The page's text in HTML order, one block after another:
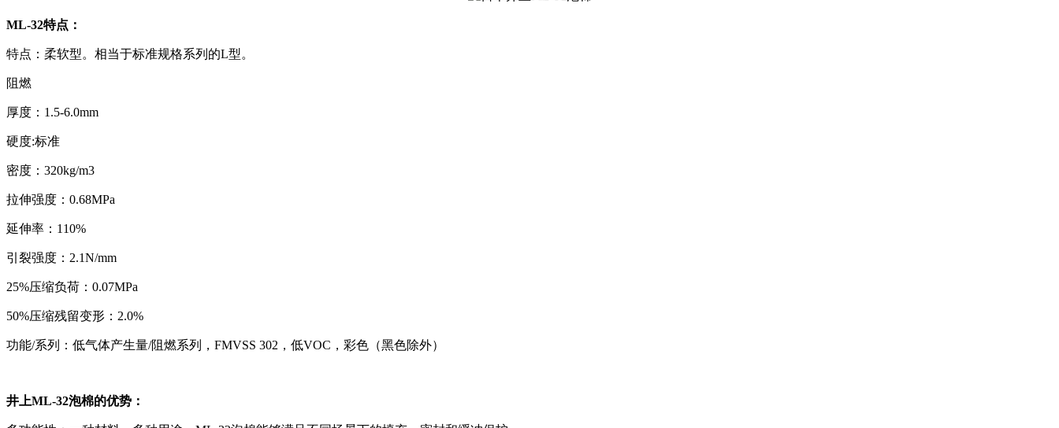
ML-32特点：
特点：柔软型。相当于标准规格系列的L型。
阻燃
厚度：1.5-6.0mm
硬度:标准
密度：320kg/m3
拉伸强度：0.68MPa
延伸率：110%
引裂强度：2.1N/mm
25%压缩负荷：0.07MPa
50%压缩残留变形：2.0%
功能/系列：低气体产生量/阻燃系列，FMVSS 302，低VOC，彩色（黑色除外）
井上ML-32泡棉的优势：